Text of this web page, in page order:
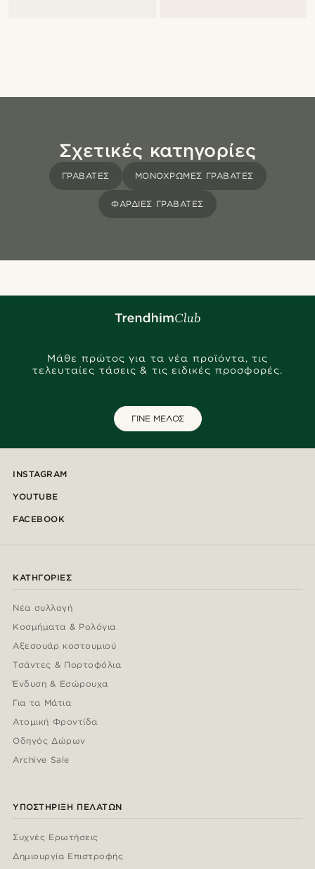
Σχετικές κατηγορίες
ΓΡΑΒΆΤΕΣ ΜΟΝΌΧΡΩΜΕΣ ΓΡΑΒΆΤΕΣ
ΦΑΡΔΙΈΣ ΓΡΑΒΆΤΕΣ
Μάθε πρώτος για τα νέα προϊόντα, τις
τελευταίες τάσεις & τις ειδικές προσφορές.
ΓΙΝΕ ΜΕΛΟΣ
INSTAGRAM
YOUTUBE
FACEBOOK
ΚΑΤΗΓΟΡΊΕΣ
Νέα συλλογή
Κοσμήματα & Ρολόγια
Αξεσουάρ κοστουμιού
Τσάντες & Πορτοφόλια
Ένδυση & Εσώρουχα
Για τα Μάτια
Ατομική Φροντίδα
Οδηγός Δώρων
Archive Sale
ΥΠΟΣΤΉΡΙΞΗ ΠΕΛΑΤΏΝ
Συχνές Ερωτήσεις
Δημιουργία Επιστροφής